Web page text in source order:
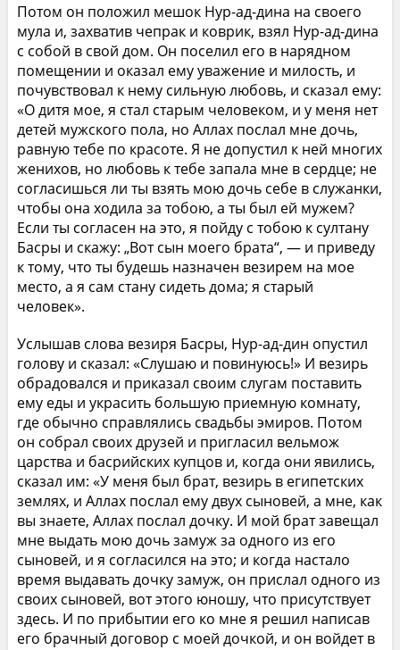
Потом он положил мешок Нур-ад-дина на своего
мула и, захватив чепрак и коврик, взял Нур-ад-дина
с собой в свой дом. Он поселил его в нарядном
помещении и оказал ему уважение и милость, и
почувствовал к нему сильную любовь, и сказал ему:
«О дитя мое, я стал старым человеком, и у меня нет
детей мужского пола, но Аллах послал мне дочь,
равную тебе по красоте. Я не допустил к ней многих
женихов, но любовь к тебе запала мне в сердце; не
согласишься ли ты взять мою дочь себе в служанки,
чтобы она ходила за тобою, а ты был ей мужем?
Если ты согласен на это, я пойду с тобою к султану
Басры и скажу: „Вот сын моего брата“, — и приведу
к тому, что ты будешь назначен везирем на мое
место, а я сам стану сидеть дома; я старый
человек».
Услышав слова везиря Басры, Нур-ад-дин опустил
голову и сказал: «Слушаю и повинуюсь!» И везирь
обрадовался и приказал своим слугам поставить
ему еды и украсить большую приемную комнату,
где обычно справлялись свадьбы эмиров. Потом
он собрал своих друзей и пригласил вельмож
царства и басрийских купцов и, когда они явились,
сказал им: «У меня был брат, везирь в египетских
землях, и Аллах послал ему двух сыновей, а мне, как
вы знаете, Аллах послал дочку. И мой брат завещал
мне выдать мою дочь замуж за одного из его
сыновей, и я согласился на это; и когда настало
время выдавать дочку замуж, он прислал одного из
своих сыновей, вот этого юношу, что присутствует
здесь. И по прибытии его ко мне я решил написав
его брачный договор с моей дочкой, и он войдет в